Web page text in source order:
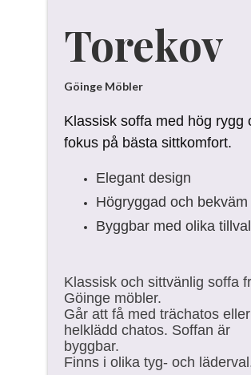
Torekov
Göinge Möbler
Klassisk soffa med hög rygg
fokus på bästa sittkomfort.
Elegant design
Högryggad och bekväm
Byggbar med olika tillval
Klassisk och sittvänlig soffa
Göinge möbler.
Går att få med trächatos eller
helklädd chatos. Soffan är
byggbar.
Finns i olika tyg- och